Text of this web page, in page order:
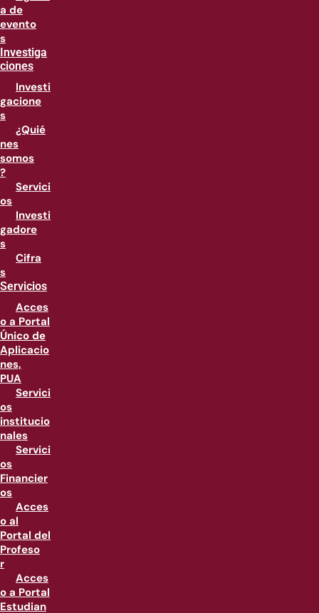
a de
evento
s
Investiga
ciones
Investi
gacione
s
¿Quié
nes
somos
?
Servici
os
Investi
gadore
s
Cifra
s
Servicios
Acces
o a Portal
Único de
Aplicacio
nes,
PUA
Servici
os
institucio
nales
Servici
os
Financier
os
Acces
o al
Portal del
Profeso
r
Acces
o a Portal
Estudian